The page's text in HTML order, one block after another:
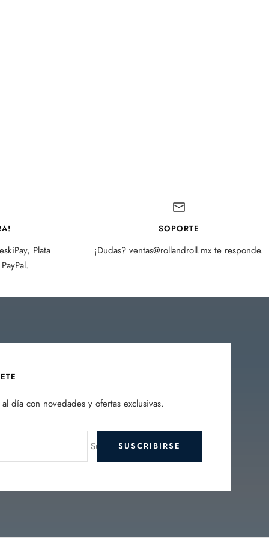
Plata
SOPORTE
¡Dudas? ventas@rollandroll.mx te responde.
día con novedades y ofertas exclusivas.
Su e-mailSUSCRIBIRSE